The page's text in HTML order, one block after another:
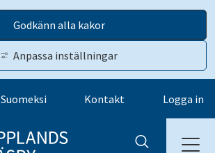
Godkänn alla kakor
Anpassa inställningar
Suomeksi Kontakt Logga in